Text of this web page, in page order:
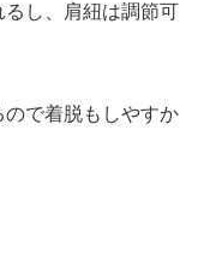
し、肩紐は調節可
で着脱もしやすか